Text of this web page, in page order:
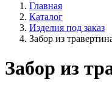
Главная
Каталог
Изделия под заказ
Забор из
Забор из